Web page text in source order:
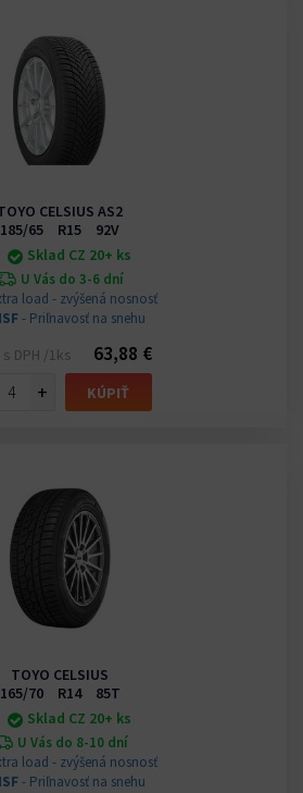
CELSIUS AS2
185/65 R15 92V
Sklad CZ 20+ ks
U Vás do 3-6 dní
load - zvýšená nosnosť
- Priľnavosť na snehu
s DPH /1ks
63,88 €
+ KÚPIŤ
TOYO CELSIUS
165/70 R14 85T
Sklad CZ 20+ ks
U Vás do 8-10 dní
load - zvýšená nosnosť
- Priľnavosť na snehu